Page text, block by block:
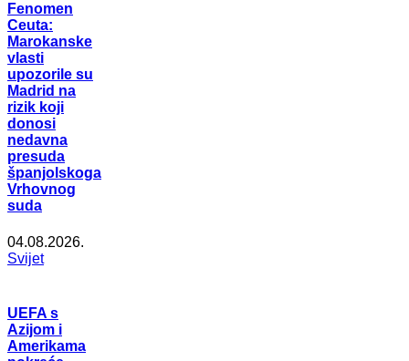
Fenomen
Ceuta:
Marokanske
vlasti
upozorile su
Madrid na
rizik koji
donosi
nedavna
presuda
španjolskoga
Vrhovnog
suda
04.08.2026.
Svijet
UEFA s
Azijom i
Amerikama